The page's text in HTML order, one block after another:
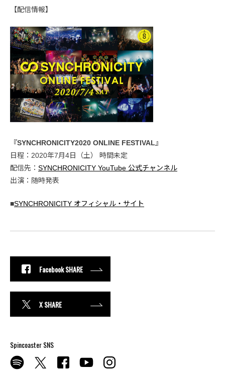
【配信情報】
『SYNCHRONICITY2020 ONLINE FESTIVAL』
日程：2020年7月4日（土） 時間未定
配信先： SYNCHRONICITY YouTube 公式チャンネル
出演：随時発表
■SYNCHRONICITY オフィシャル・サイト
Facebook SHARE
X SHARE
Spincoaster SNS